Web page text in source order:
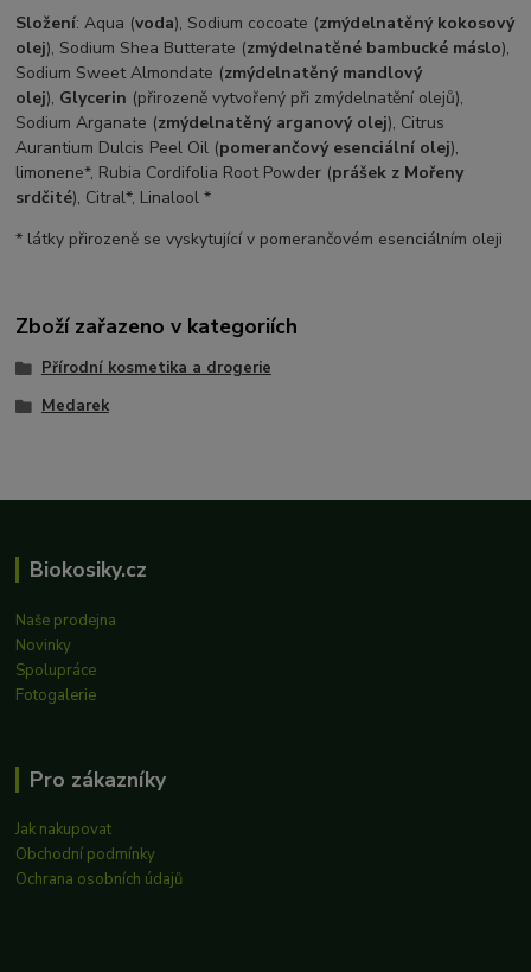
Složení: Aqua (voda), Sodium cocoate (zmýdelnatěný kokosový
olej), Sodium Shea Butterate (zmýdelnatěné bambucké máslo),
Sodium Sweet Almondate (zmýdelnatěný mandlový
olej), Glycerin (přirozeně vytvořený při zmýdelnatění olejů),
Sodium Arganate (zmýdelnatěný arganový olej), Citrus
Aurantium Dulcis Peel Oil (pomerančový esenciální olej),
limonene*, Rubia Cordifolia Root Powder (prášek z Mořeny
srdčité), Citral*, Linalool *
* látky přirozeně se vyskytující v pomerančovém esenciálním oleji
Zboží zařazeno v kategoriích
Přírodní kosmetika a drogerie
Medarek
Biokosiky.cz
Naše prodejna
Novinky
Spolupráce
Fotogalerie
Pro zákazníky
Jak nakupovat
Obchodní podmínky
Ochrana osobních údajů